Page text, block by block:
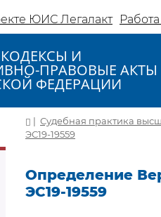
ЮИС Легалакт
И
ПРАВОВЫЕ АКТЫ
ФЕДЕРАЦИИ
| Судебная практика
ЭС19-19559
Определение
ЭС19-19559